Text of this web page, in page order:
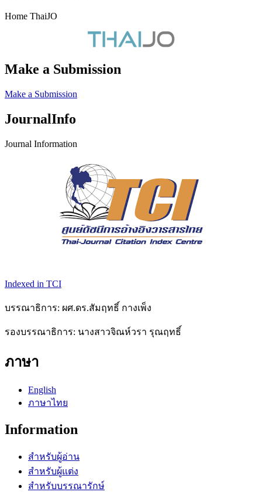
Home ThaiJO
Make a Submission
Make a Submission
JournalInfo
Journal Information
Indexed in TCI
บรรณาธิการ: ผศ.ดร.สัมฤทธิ์ กางเพ็ง
รองบรรณาธิการ: นางสาวจิณห์วรา รุณฤทธิ์
ภาษา
English
ภาษาไทย
Information
สำหรับผู้อ่าน
สำหรับผู้แต่ง
สำหรับบรรณารักษ์